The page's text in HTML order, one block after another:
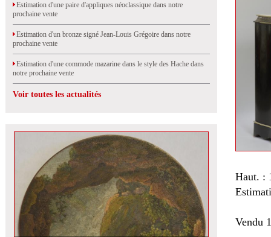
Estimation d'une paire d'appliques néoclassique dans notre
prochaine vente
Estimation d'un bronze signé Jean-Louis Grégoire dans notre
prochaine vente
Estimation d'une commode mazarine dans le style des Hache dans
notre prochaine vente
Voir toutes les actualités
Haut. :
Vendu